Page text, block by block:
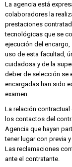
La agencia está
colaboradores la
prestaciones
tecnológicas que se
ejecución del
uso de esta facultad,
cuidadosa y de la
deber de selección se
encargadas han sido
examen.
La relación contractual
los contactos del
Agencia que hayan
tener lugar con previa
Las reclamaciones
ante el contratante.